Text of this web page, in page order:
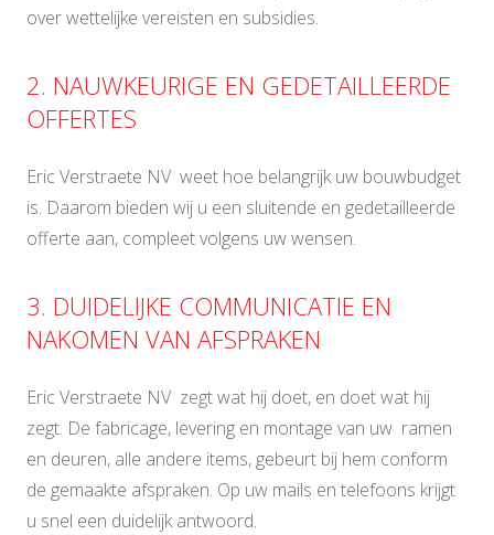
over wettelijke vereisten en subsidies.
2. NAUWKEURIGE EN GEDETAILLEERDE
OFFERTES
Eric Verstraete NV weet hoe belangrijk uw bouwbudget
is. Daarom bieden wij u een sluitende en gedetailleerde
offerte aan, compleet volgens uw wensen.
3. DUIDELIJKE COMMUNICATIE EN
NAKOMEN VAN AFSPRAKEN
Eric Verstraete NV zegt wat hij doet, en doet wat hij
zegt. De fabricage, levering en montage van uw ramen
en deuren, alle andere items, gebeurt bij hem conform
de gemaakte afspraken. Op uw mails en telefoons krijgt
u snel een duidelijk antwoord.